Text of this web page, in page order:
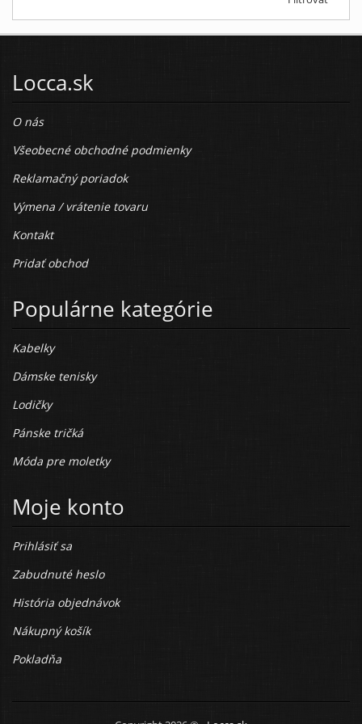
Locca.sk
O nás
Všeobecné obchodné podmienky
Reklamačný poriadok
Výmena / vrátenie tovaru
Kontakt
Pridať obchod
Populárne kategórie
Kabelky
Dámske tenisky
Lodičky
Pánske tričká
Móda pre moletky
Moje konto
Prihlásiť sa
Zabudnuté heslo
História objednávok
Nákupný košík
Pokladňa